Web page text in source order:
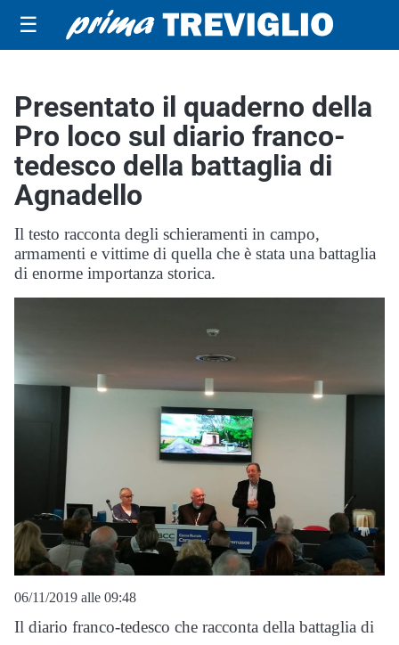
☰
Presentato il quaderno della
Pro loco sul diario franco-
tedesco della battaglia di
Agnadello
Il testo racconta degli schieramenti in campo,
armamenti e vittime di quella che è stata una battaglia
di enorme importanza storica.
06/11/2019 alle 09:48
Il diario franco-tedesco che racconta della battaglia di